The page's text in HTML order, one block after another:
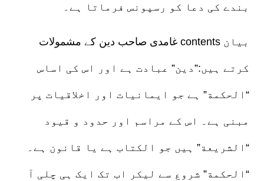
بندے کی دعا کو رسپونس فرماتا ہے۔
غامدی صاحب دین کے مشمولات contents بیان
کرتے ہیں:”دین” عبادت ہے اور اس کی اساس
“الحکمة” ہے جو ایمانیات اور اخلاقیات پر
مبنی ہے۔ اس کے مراسم اور حدود و قیود
“الشریعة” ہیں جو الکتاب ہے یا قانون ہے۔
“الحکمة” شروع سے لیکر اب تک ایک ہی چلی آ